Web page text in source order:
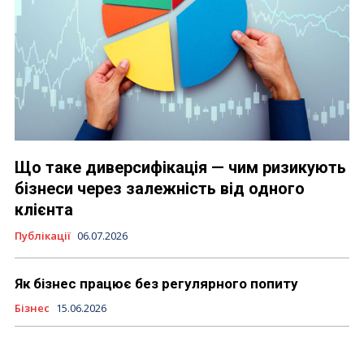
Що таке диверсифікація — чим ризикують
бізнеси через залежність від одного
клієнта
Публікації 06.07.2026
Як бізнес працює без регулярного попиту
Бізнес 15.06.2026